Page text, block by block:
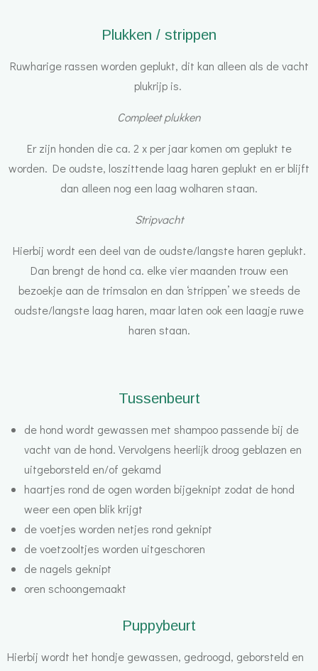
Plukken / strippen
Ruwharige rassen worden geplukt, dit kan alleen als de vacht
plukrijp is.
Compleet plukken
Er zijn honden die ca. 2 x per jaar komen om geplukt te
worden. De oudste, loszittende laag haren geplukt en er blijft
dan alleen nog een laag wolharen staan.
Stripvacht
Hierbij wordt een deel van de oudste/langste haren geplukt.
Dan brengt de hond ca. elke vier maanden trouw een
bezoekje aan de trimsalon en dan ‘strippen’ we steeds de
oudste/langste laag haren, maar laten ook een laagje ruwe
haren staan.
Tussenbeurt
de hond wordt gewassen met shampoo passende bij de
vacht van de hond. Vervolgens heerlijk droog geblazen en
uitgeborsteld en/of gekamd
haartjes rond de ogen worden bijgeknipt zodat de hond
weer een open blik krijgt
de voetjes worden netjes rond geknipt
de voetzooltjes worden uitgeschoren
de nagels geknipt
oren schoongemaakt
Puppybeurt
Hierbij wordt het hondje gewassen, gedroogd, geborsteld en